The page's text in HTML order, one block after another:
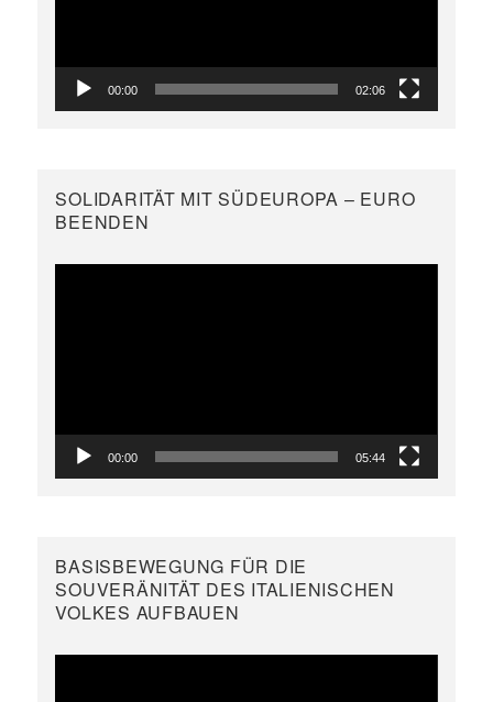
00:00 02:06
SOLIDARITÄT MIT SÜDEUROPA – EURO
BEENDEN
00:00 05:44
BASISBEWEGUNG FÜR DIE
SOUVERÄNITÄT DES ITALIENISCHEN
VOLKES AUFBAUEN